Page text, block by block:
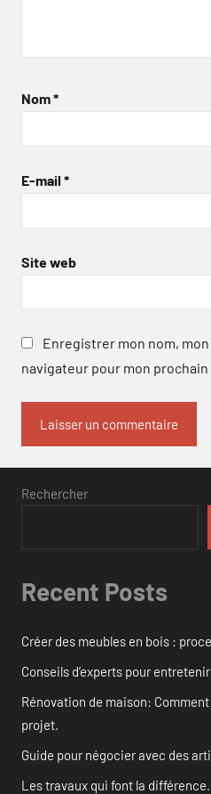
Nom*
E-mail *
Site web
Enregistrer mon nom,
navigateur pour mon prochain
Rechercher
Recent Posts
Créer des meubles en bois :
Conseils d’experts pour
Rénovation de maison:
projet.
Guide pour négocier avec des
Les travaux qui font la différence.